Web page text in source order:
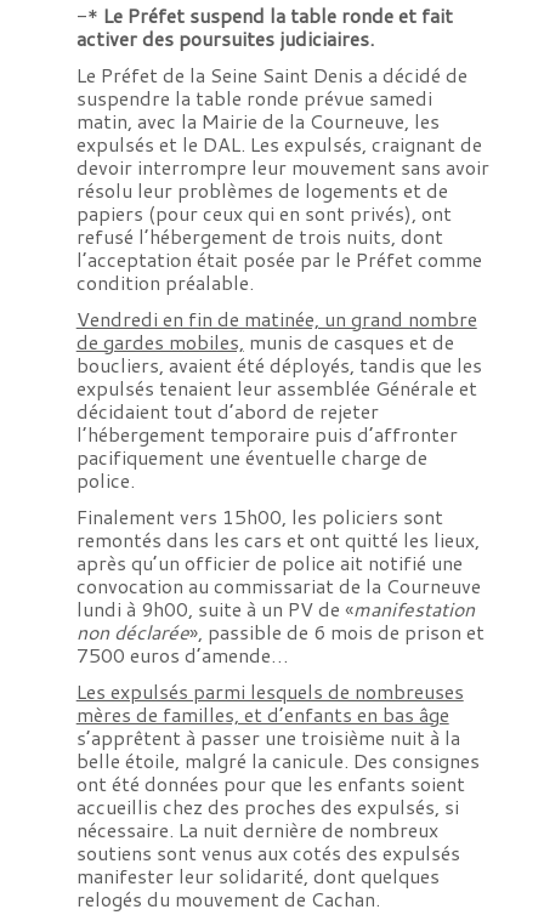
-* Le Préfet suspend la table ronde et fait
activer des poursuites judiciaires.
Le Préfet de la Seine Saint Denis a décidé de
suspendre la table ronde prévue samedi
matin, avec la Mairie de la Courneuve, les
expulsés et le DAL. Les expulsés, craignant de
devoir interrompre leur mouvement sans avoir
résolu leur problèmes de logements et de
papiers (pour ceux qui en sont privés), ont
refusé l’hébergement de trois nuits, dont
l’acceptation était posée par le Préfet comme
condition préalable.
Vendredi en fin de matinée, un grand nombre
de gardes mobiles, munis de casques et de
boucliers, avaient été déployés, tandis que les
expulsés tenaient leur assemblée Générale et
décidaient tout d’abord de rejeter
l’hébergement temporaire puis d’affronter
pacifiquement une éventuelle charge de
police.
Finalement vers 15h00, les policiers sont
remontés dans les cars et ont quitté les lieux,
après qu’un officier de police ait notifié une
convocation au commissariat de la Courneuve
lundi à 9h00, suite à un PV de «manifestation
non déclarée», passible de 6 mois de prison et
7500 euros d’amende…
Les expulsés parmi lesquels de nombreuses
mères de familles, et d’enfants en bas âge
s’apprêtent à passer une troisième nuit à la
belle étoile, malgré la canicule. Des consignes
ont été données pour que les enfants soient
accueillis chez des proches des expulsés, si
nécessaire. La nuit dernière de nombreux
soutiens sont venus aux cotés des expulsés
manifester leur solidarité, dont quelques
relogés du mouvement de Cachan.